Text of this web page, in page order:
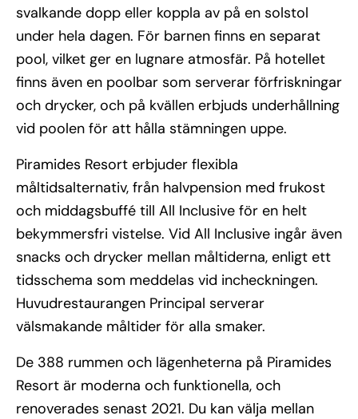
svalkande dopp eller koppla av på en solstol
under hela dagen. För barnen finns en separat
pool, vilket ger en lugnare atmosfär. På hotellet
finns även en poolbar som serverar förfriskningar
och drycker, och på kvällen erbjuds underhållning
vid poolen för att hålla stämningen uppe.
Piramides Resort erbjuder flexibla
måltidsalternativ, från halvpension med frukost
och middagsbuffé till All Inclusive för en helt
bekymmersfri vistelse. Vid All Inclusive ingår även
snacks och drycker mellan måltiderna, enligt ett
tidsschema som meddelas vid incheckningen.
Huvudrestaurangen Principal serverar
välsmakande måltider för alla smaker.
De 388 rummen och lägenheterna på Piramides
Resort är moderna och funktionella, och
renoverades senast 2021. Du kan välja mellan